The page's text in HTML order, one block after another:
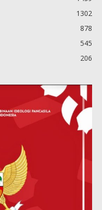
1302
878
545
206